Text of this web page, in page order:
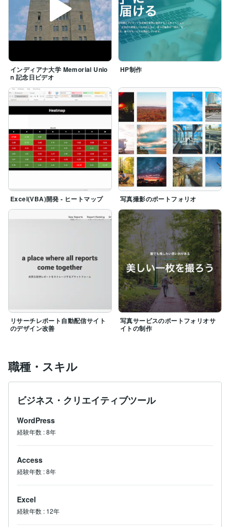
インディアナ大学 Memorial Unio
n 記念日ビデオ
HP制作
Excel(VBA)開発 - ヒートマップ 写真撮影のポートフォリオ
リサーチレポート自動配信サイト
のデザイン改善
写真サービスのポートフォリオサ
イトの制作
職種・スキル
ビジネス・クリエイティブツール
WordPress
経験年数 :8年
Access
経験年数 :8年
Excel
経験年数 : 12年